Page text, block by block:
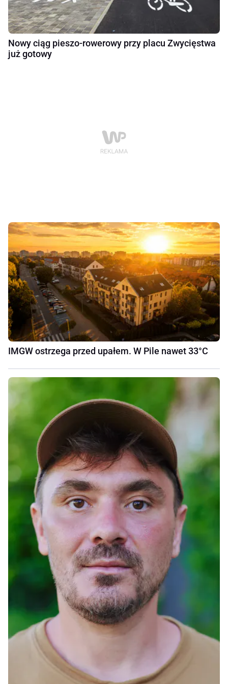
Nowy ciąg pieszo-rowerowy przy placu Zwycięstwa
już gotowy
IMGW ostrzega przed upałem. W Pile nawet 33°C